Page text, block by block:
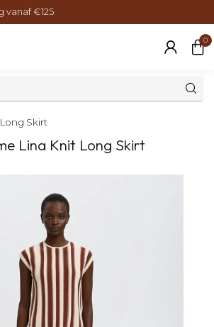
vanaf €125
0
Skirt
Lina Knit Long Skirt